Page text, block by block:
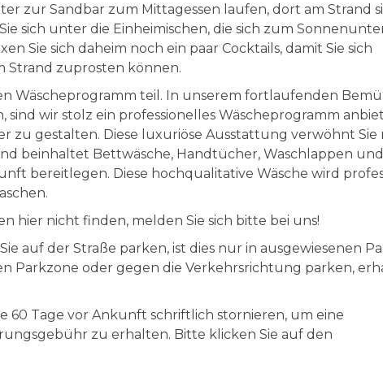
zur Sandbar zum Mittagessen laufen, dort am Strand
sich unter die Einheimischen, die sich zum
Sie sich daheim noch ein paar Cocktails, damit Sie sich
Strand zuprosten können.
Wäscheprogramm teil. In unserem fortlaufenden
wir stolz ein professionelles Wäscheprogramm
zu gestalten. Diese luxuriöse Ausstattung verwöhnt Sie
beinhaltet Bettwäsche, Handtücher, Waschlappen und
bereitlegen. Diese hochqualitative Wäsche wird
hier nicht finden, melden Sie sich bitte bei uns!
auf der Straße parken, ist dies nur in ausgewiesenen
Parkzone oder gegen die Verkehrsrichtung parken,
60 Tage vor Ankunft schriftlich stornieren, um eine
zu erhalten. Bitte klicken Sie auf den